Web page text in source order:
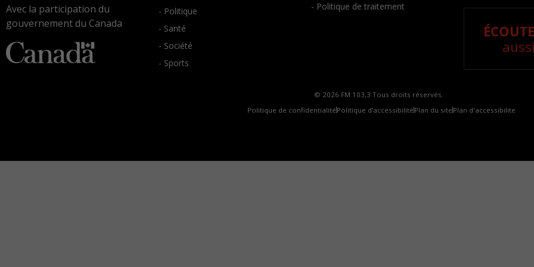
Avec la participation du
gouvernement du Canada
- Politique
- Santé
- Société
- Sports
- Politique de traitement
© 2026 FM 103,3 Tous droits réservés.
Politique de confidentialité Politique d’accessibilité Plan du site Plan d'accessibilite